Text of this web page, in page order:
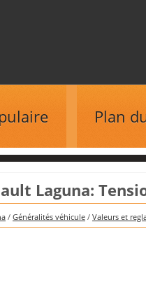
Plan
Laguna:
/ Généralités véhicule / Valeurs et